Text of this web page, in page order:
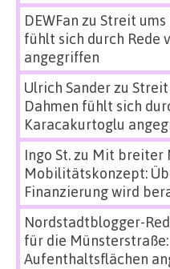
DEWFan zu Streit
fühlt sich durch Rede
angegriffen
Ulrich Sanderzu
Dahmen fühlt sich
Karacakurtoglu
Ingo St.zu Mit breiter
Mobilitätskonzept:
Finanzierung wird
Nordstadtblogger-
für die
Aufenthaltsflächen